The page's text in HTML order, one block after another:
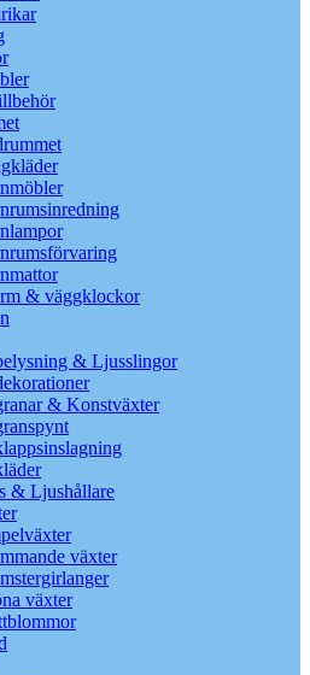
& väggklockor
& Ljusslingor
& Konstväxter
& Ljushållare
växter
växter